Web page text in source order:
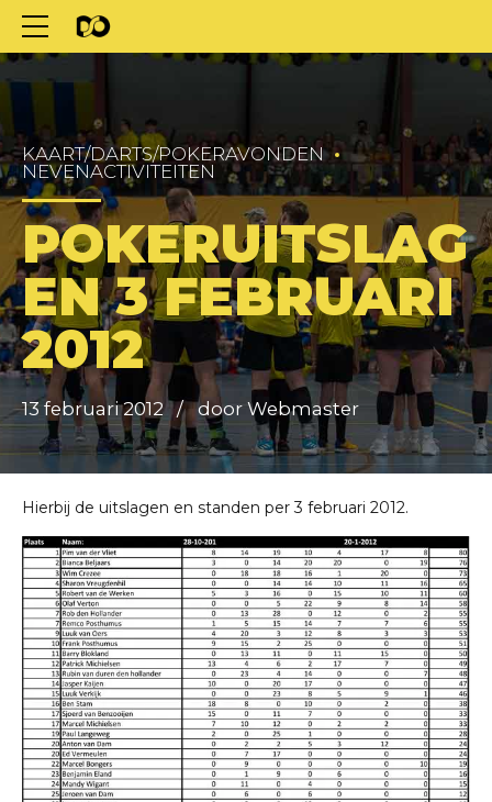
KAART/DARTS/POKERAVONDEN
NEVENACTIVITEITEN
POKERUITSLAG
EN 3 FEBRUARI
2012
13 februari 2012 door Webmaster
Hierbij de uitslagen en standen per 3 februari 2012.